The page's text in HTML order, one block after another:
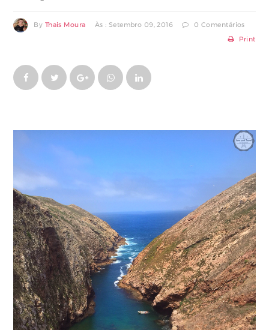
By Thais Moura Às : Setembro 09, 2016 0 Comentários
Print